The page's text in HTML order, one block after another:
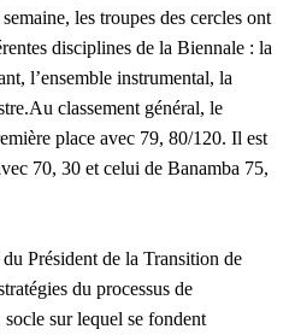
les troupes des cercles ont
disciplines de la Biennale : la
l’ensemble instrumental, la
classement général, le
place avec 79, 80/120. Il est
70, 30 et celui de Banamba 75,
Président de la Transition de
du processus de
sur lequel se fondent